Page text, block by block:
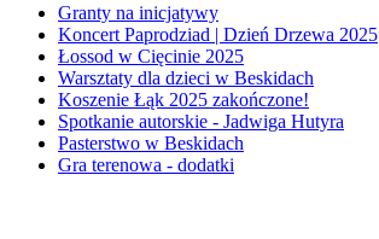
Granty na inicjatywy
Koncert Paprodziad | Dzień Drzewa 2025
Łossod w Cięcinie 2025
Warsztaty dla dzieci w Beskidach
Koszenie Łąk 2025 zakończone!
Spotkanie autorskie - Jadwiga Hutyra
Pasterstwo w Beskidach
Gra terenowa - dodatki